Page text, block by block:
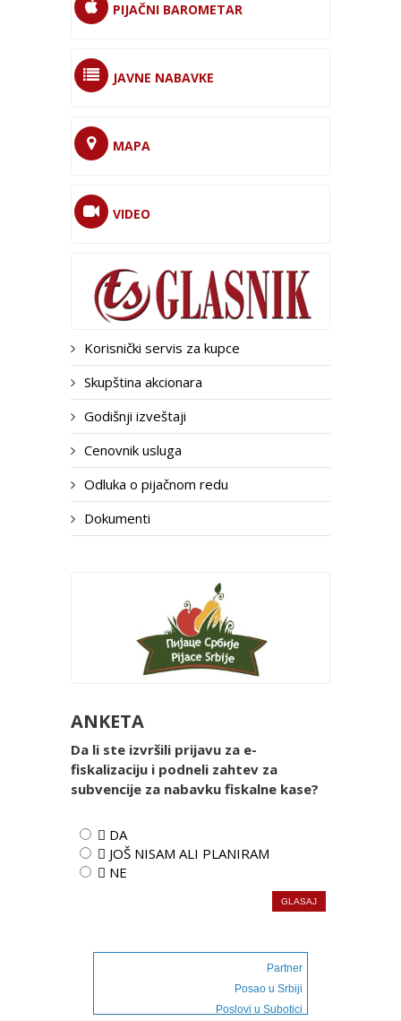
PIJAČNI BAROMETAR
JAVNE NABAVKE
MAPA
VIDEO
Korisnički servis za kupce
Skupština akcionara
Godišnji izveštaji
Cenovnik usluga
Odluka o pijačnom redu
Dokumenti
ANKETA
Da li ste izvršili prijavu za e-
fiskalizaciju i podneli zahtev za
subvencije za nabavku fiskalne kase?
 DA
 JOŠ NISAM ALI PLANIRAM
 NE
Partner
Posao u Srbiji
Poslovi u Subotici